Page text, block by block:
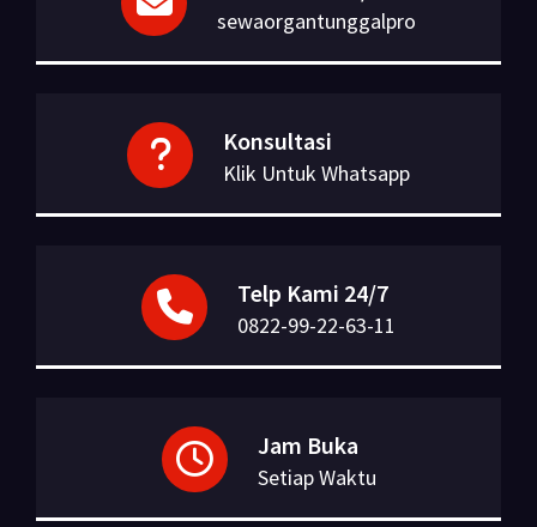
sewaorgantunggalpro
Konsultasi
Klik Untuk Whatsapp
Telp Kami 24/7
0822-99-22-63-11
Jam Buka
Setiap Waktu